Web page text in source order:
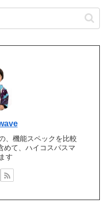
、機能スペックを比較
めて、ハイコスパスマ
す